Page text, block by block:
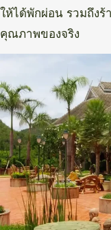
ให้ได้พักผ่อน รวมถึงร้
คุณภาพของจริง